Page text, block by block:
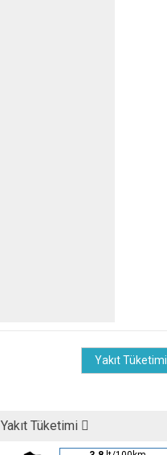
Yakıt Tüketimi
Yakıt Tüketimi